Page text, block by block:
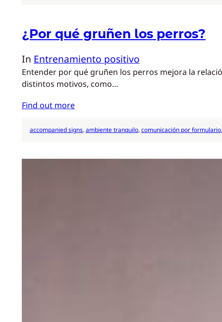
¿Por qué gruñen los perros?
In Entrenamiento positivo
Entender por qué gruñen los perros mejora la
distintos motivos, como…
Find out more
accompanied signs, ambiente tranquilo, comunicación por formulario